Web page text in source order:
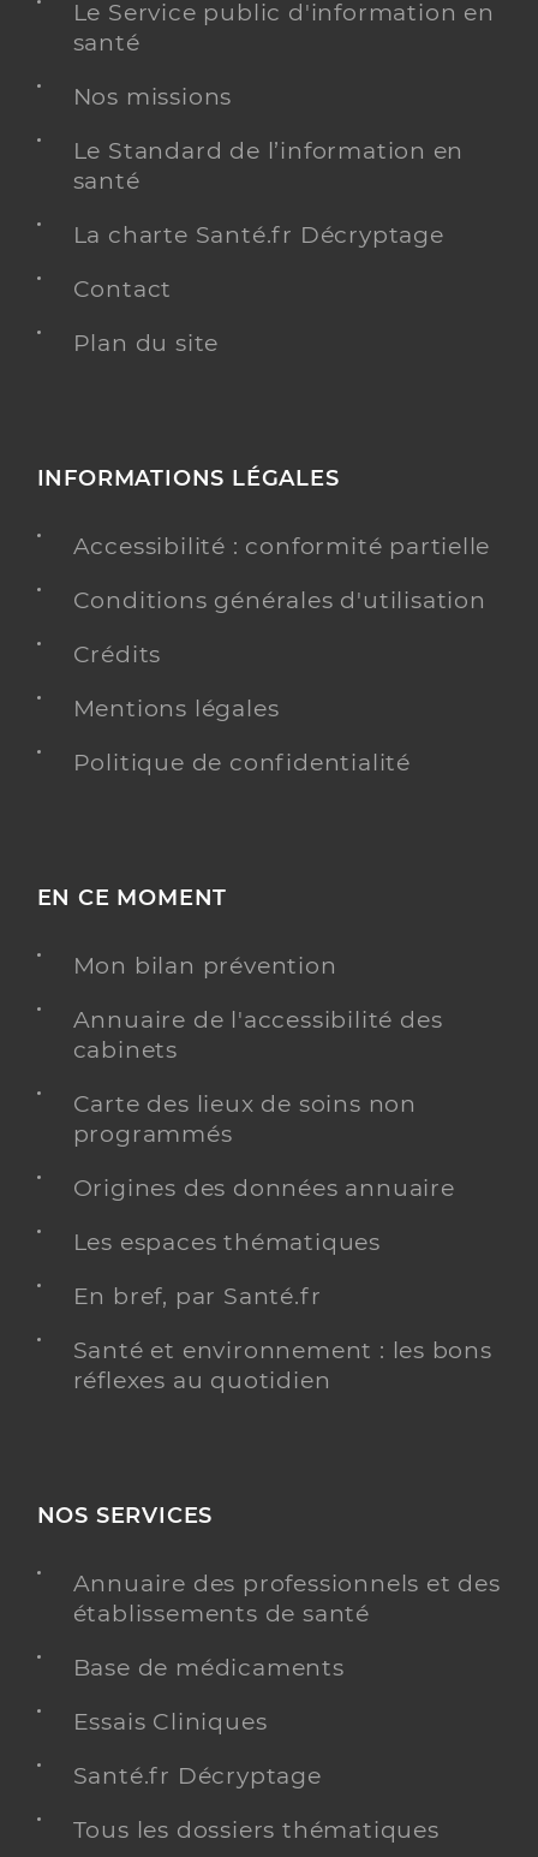
Le Service public d'information en
santé
Nos missions
Le Standard de l’information en
santé
La charte Santé.fr Décryptage
Contact
Plan du site
INFORMATIONS LÉGALES
Accessibilité : conformité partielle
Conditions générales d'utilisation
Crédits
Mentions légales
Politique de confidentialité
EN CE MOMENT
Mon bilan prévention
Annuaire de l'accessibilité des
cabinets
Carte des lieux de soins non
programmés
Origines des données annuaire
Les espaces thématiques
En bref, par Santé.fr
Santé et environnement : les bons
réflexes au quotidien
NOS SERVICES
Annuaire des professionnels et des
établissements de santé
Base de médicaments
Essais Cliniques
Santé.fr Décryptage
Tous les dossiers thématiques